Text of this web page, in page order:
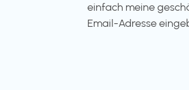
einfach meine
Email-Adresse